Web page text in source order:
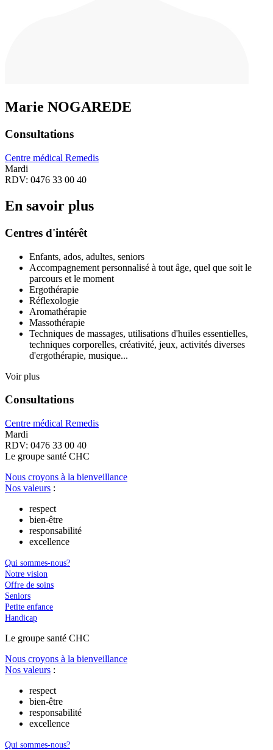
Marie NOGAREDE
Consultations
Centre médical Remedis
Mardi
RDV: 0476 33 00 40
En savoir plus
Centres d'intérêt
Enfants, ados, adultes, seniors
Accompagnement personnalisé à tout âge, quel que soit le
parcours et le moment
Ergothérapie
Réflexologie
Aromathérapie
Massothérapie
Techniques de massages, utilisations d'huiles essentielles,
techniques corporelles, créativité, jeux, activités diverses
d'ergothérapie, musique...
Voir plus
Consultations
Centre médical Remedis
Mardi
RDV: 0476 33 00 40
Le groupe santé CHC
Nous croyons à la bienveillance
Nos valeurs :
respect
bien-être
responsabilité
excellence
Qui sommes-nous?
Notre vision
Offre de soins
Seniors
Petite enfance
Handicap
Le groupe santé CHC
Nous croyons à la bienveillance
Nos valeurs :
respect
bien-être
responsabilité
excellence
Qui sommes-nous?